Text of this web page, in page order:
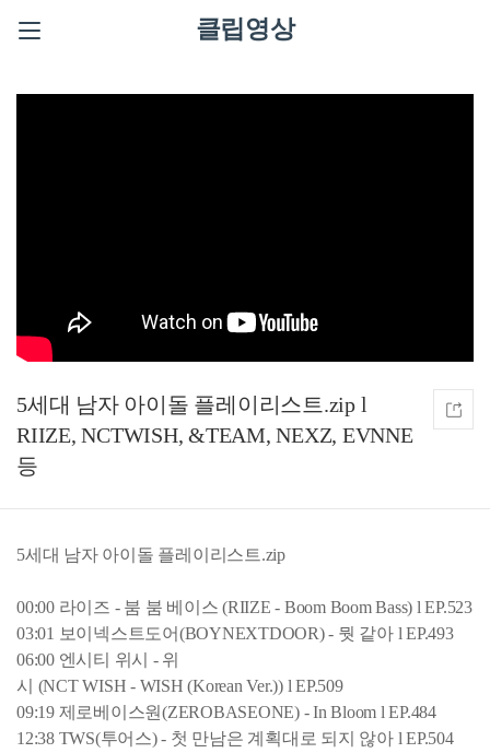
클립영상
5세대 남자 아이돌 플레이리스트.zip l
RIIZE, NCTWISH, &TEAM, NEXZ, EVNNE
등
5세대 남자 아이돌 플레이리스트.zip
00:00 라이즈 - 붐 붐 베이스 (RIIZE - Boom Boom Bass) l EP.523
03:01 보이넥스트도어(BOYNEXTDOOR) - 뭣 같아 l EP.493
06:00 엔시티 위시 - 위
시 (NCT WISH - WISH (Korean Ver.)) l EP.509
09:19 제로베이스원(ZEROBASEONE) - In Bloom l EP.484
12:38 TWS(투어스) - 첫 만남은 계획대로 되지 않아 l EP.504